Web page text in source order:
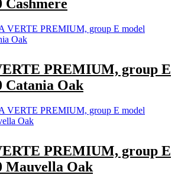
Cashmere
PREMIUM, group E
Catania Oak
PREMIUM, group E
Mauvella Oak